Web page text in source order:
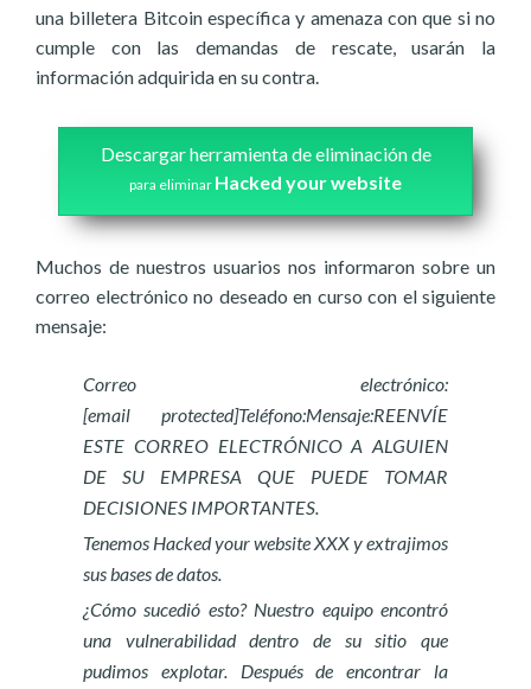
una billetera Bitcoin específica y amenaza con que si no
cumple con las demandas de rescate, usarán la
información adquirida en su contra.
Descargar herramienta de eliminación de
para eliminar Hacked your website
Muchos de nuestros usuarios nos informaron sobre un
correo electrónico no deseado en curso con el siguiente
mensaje:
Correo electrónico:
[email protected]Teléfono:Mensaje:REENVÍE
ESTE CORREO ELECTRÓNICO A ALGUIEN
DE SU EMPRESA QUE PUEDE TOMAR
DECISIONES IMPORTANTES.
Tenemos Hacked your website XXX y extrajimos
sus bases de datos.
¿Cómo sucedió esto? Nuestro equipo encontró
una vulnerabilidad dentro de su sitio que
pudimos explotar. Después de encontrar la